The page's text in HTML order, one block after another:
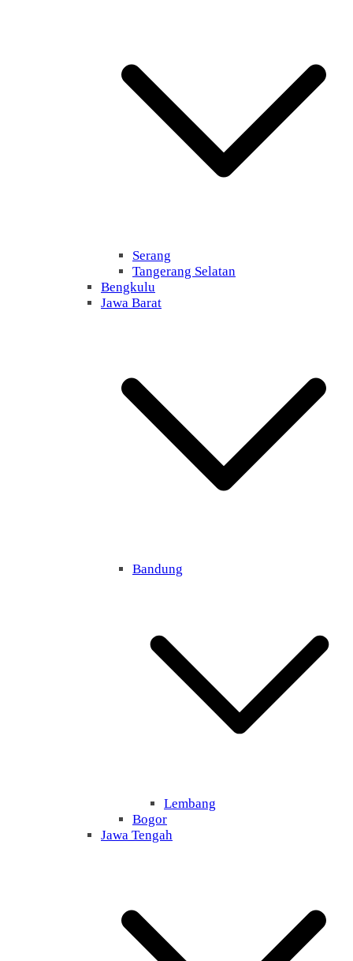
Serang
Tangerang Selatan
Bengkulu
Jawa Barat
Bandung
Lembang
Bogor
Jawa Tengah